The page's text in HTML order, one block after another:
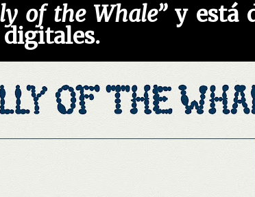
of the Whale” y está